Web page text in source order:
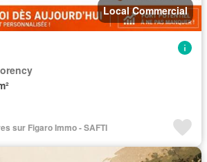
Local Commercial
sur Figaro Immo - SAFTI